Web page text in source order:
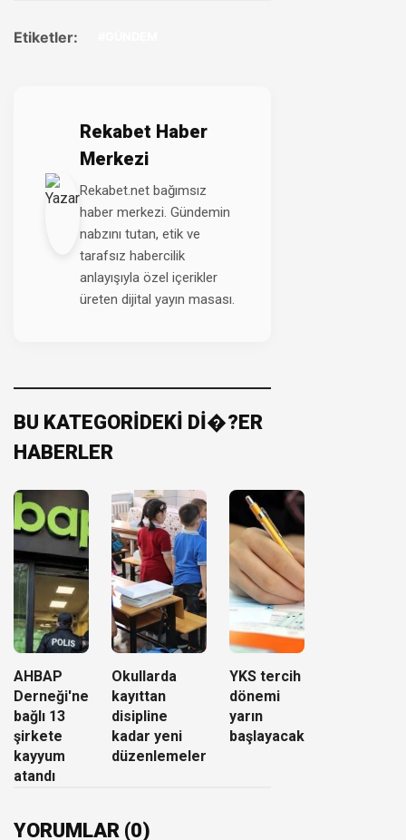
Etiketler:
Rekabet Haber
Merkezi
Rekabet.net bağımsız
haber merkezi. Gündemin
nabzını tutan, etik ve
tarafsız habercilik
anlayışıyla özel içerikler
üreten dijital yayın masası.
BU KATEGORİDEKİ Dİ�?ER
HABERLER
AHBAP
Derneği'ne
bağlı 13
şirkete
kayyum
atandı
Okullarda
kayıttan
disipline
kadar yeni
düzenlemeler
YKS tercih
dönemi
yarın
başlayacak
YORUMLAR (0)